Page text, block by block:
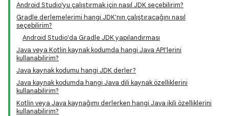
Android Studio'yu çalıştırmak için nasıl JDK seçebilirim?
Gradle derlemelerimi hangi JDK'nın çalıştıracağını nasıl
seçebilirim?
Android Studio'da Gradle JDK yapılandırması
Java veya Kotlin kaynak kodumda hangi Java API'lerini
kullanabilirim?
Java kaynak kodumu hangi JDK derler?
Java kaynak kodumda hangi Java dili kaynak özelliklerini
kullanabilirim?
Kotlin veya Java kaynağımı derlerken hangi Java ikili özelliklerini
kullanabilirim?